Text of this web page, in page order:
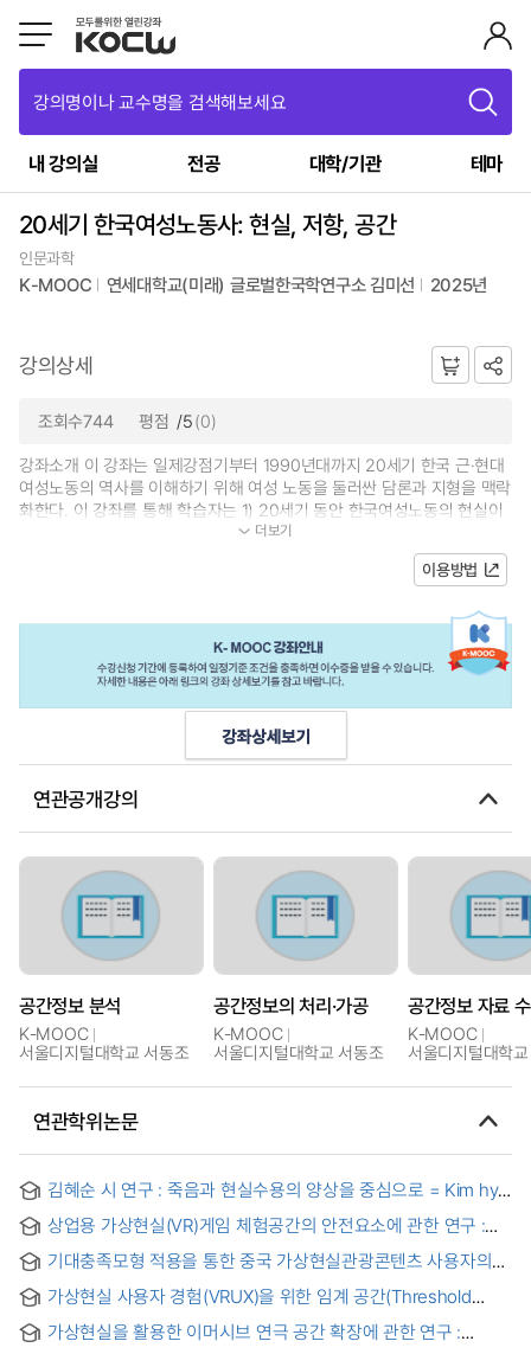
강의명이나 교수명을 검색해보세요
내 강의실 전공 대학/기관 테마
20세기 한국여성노동사: 현실, 저항, 공간
인문과학
K-MOOC 연세대학교(미래) 글로벌한국학연구소 김미선 2025년
강의상세
조회수744 평점 /5(0)
강좌소개 이 강좌는 일제강점기부터 1990년대까지 20세기 한국 근·현대
여성노동의 역사를 이해하기 위해 여성 노동을 둘러싼 담론과 지형을 맥락
화한다. 이 강좌를 통해 학습자는 1) 20세기 동안 한국여성노동의 현실이
어떠했으며 어려운 상황 속에서...
더보기
이용방법
연관공개강의
공간정보 분석
K-MOOC
서울디지털대학교 서동조
공간정보의 처리·가공
K-MOOC
서울디지털대학교 서동조
K-MOOC
서울디지털대학
연관학위논문
김혜순 시 연구 : 죽음과 현실수용의 양상을 중심으로 = Kim hye
soon’s poetry study - focused on the aspects of death
and acceptance of reality-
상업용 가상현실(VR)게임 체험공간의 안전요소에 관한 연구 :
중국 정저우 시 VR게임 매장을 중심으로 = A Study on the
Safety Factors of Commercial VR Game Experience
Spaces
기대충족모형 적용을 통한 중국 가상현실관광콘텐츠 사용자의
지속사용의도 : 혁신저항의 조절효과
가상현실 사용자 경험(VRUX)을 위한 임계 공간(Threshold
Space)디자인 제안 - 중력 법칙의 적용을 받지 않는 가상공간을
대상으로 = Proposal of Threshold Space Design for the
가상현실을 활용한 이머시브 연극 공간 확장에 관한 연구 :